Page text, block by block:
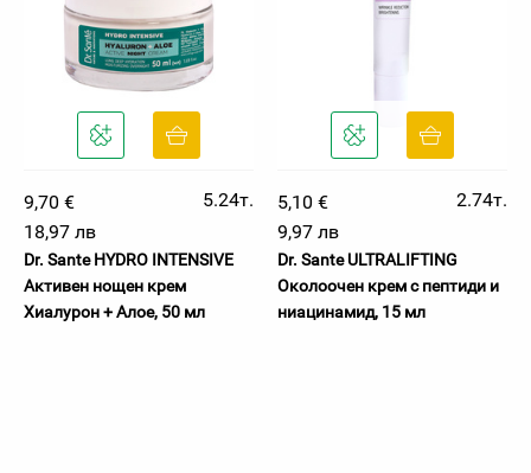
9,70 €
5.24т.
18,97 лв
Dr. Sante HYDRO INTENSIVE
Активен нощен крем
Хиалурон + Алое, 50 мл
5,10 €
2.74т.
9,97 лв
Dr. Sante ULTRALIFTING
Околоочен крем с пептиди и
ниацинамид, 15 мл